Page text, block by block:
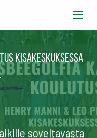
Kisakeskuksessa
soveltavasta